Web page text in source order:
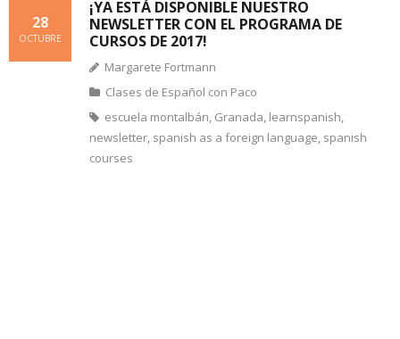
¡YA ESTÁ DISPONIBLE NUESTRO
NEWSLETTER CON EL PROGRAMA DE
CURSOS DE 2017!
28
OCTUBRE
Margarete Fortmann
Clases de Español con Paco
escuela montalbán, Granada, learnspanish,
newsletter, spanish as a foreign language, spanish
courses